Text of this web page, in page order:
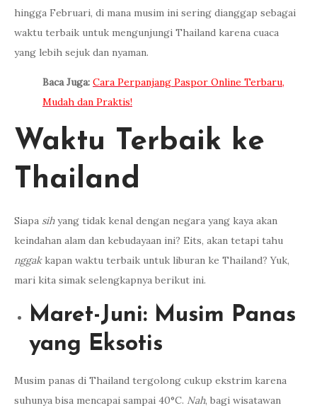
hingga Februari, di mana musim ini sering dianggap sebagai
waktu terbaik untuk mengunjungi Thailand karena cuaca
yang lebih sejuk dan nyaman.
Baca Juga: Cara Perpanjang Paspor Online Terbaru,
Mudah dan Praktis!
Waktu Terbaik ke
Thailand
Siapa sihyang tidak kenal dengan negara yang kaya akan
keindahan alam dan kebudayaan ini? Eits, akan tetapi tahu
nggak kapan waktu terbaik untuk liburan ke Thailand? Yuk,
mari kita simak selengkapnya berikut ini.
Maret-Juni: Musim Panas
yang Eksotis
Musim panas di Thailand tergolong cukup ekstrim karena
suhunya bisa mencapai sampai 40°C. Nah, bagi wisatawan